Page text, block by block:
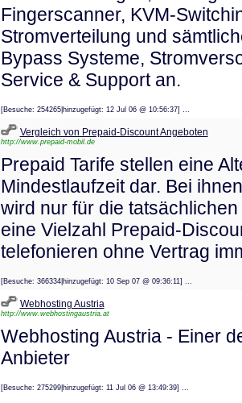
Fingerscanner, KVM-
Stromverteilung und
Bypass Systeme,
Service & Support an.
[Besuche: 254265|hinzugefügt: 12 Jul 06 @ 10:56:37] ...
Vergleich von Prepaid-Discount Angeboten
http://www.prepaid-mobil.de
Prepaid Tarife stellen eine
Mindestlaufzeit dar. Bei
wird nur für die
eine Vielzahl Prepaid-
telefonieren ohne Vertrag
[Besuche: 366334|hinzugefügt: 10 Sep 07 @ 09:36:11] ...
Webhosting Austria
http://www.webhostingaustria.at
Webhosting Austria - Einer
Anbieter
[Besuche: 275299|hinzugefügt: 11 Jul 06 @ 13:49:39] ...